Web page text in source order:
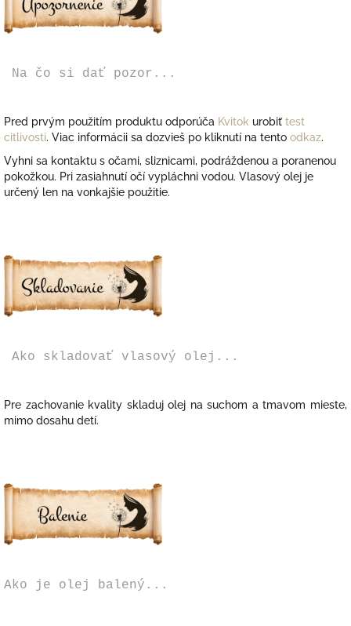
Na čo si dať pozor...
Pred prvým použitím produktu odporúča Kvitok urobiťtest
citlivosti. Viac informácii sa dozvieš po kliknutí na tento odkaz.
Vyhni sa kontaktu s očami, sliznicami, podráždenou a poranenou
pokožkou. Pri zasiahnutí očí vypláchni vodou. Vlasový olej je
určený len na vonkajšie použitie.
Ako skladovať vlasový olej...
Pre zachovanie kvality skladuj olej na suchom a tmavom mieste,
mimo dosahu detí.
Ako je olej balený...